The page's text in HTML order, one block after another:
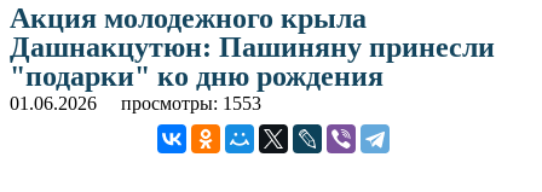
Акция молодежного крыла
Дашнакцутюн: Пашиняну принесли
"подарки" ко дню рождения
01.06.2026 просмотры: 1553